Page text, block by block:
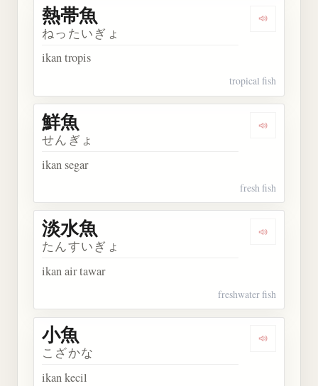
Dengarkan
熱帯魚
ねったいぎょ
ikan tropis
tropical fish
Dengarkan
鮮魚
せんぎょ
ikan segar
fresh fish
Dengarkan
淡水魚
たんすいぎょ
ikan air tawar
freshwater fish
Dengarkan
小魚
こざかな
ikan kecil